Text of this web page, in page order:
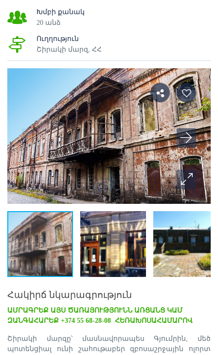
Խմբի քանակ
20 անձ
Ուղղություն
Շիրակի մարզ, ՀՀ
Հակիրճ նկարագրություն
ԱՄՐԱԳՐԵՔ ԱՅՍ ԾԱՌԱՅՈՒԹՅՈՒՆՆ ԱՌՑԱՆՑ ԿԱՄ
ԶԱՆԳԱՀԱՐԵՔ +374 55 68-28-08 ՀԵՌԱԽՈՍԱՀԱՄԱՐՈՎ
Շիրակի մարզը՝ մասնավորապես Գյումրին, մեծ
պոտենցիալ ունի շահութաբեր զբոսաշրջային ոլորտ